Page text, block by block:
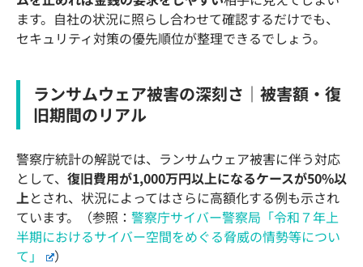
ます。自社の状況に照らし合わせて確認するだけでも、
セキュリティ対策の優先順位が整理できるでしょう。
ランサムウェア被害の深刻さ｜被害額・復
旧期間のリアル
警察庁統計の解説では、ランサムウェア被害に伴う対応
として、 復旧費用が1,000万円以上になるケースが50%以
上とされ、状況によってはさらに高額化する例も示され
ています。（参照： 警察庁サイバー警察局「令和７年上
半期におけるサイバー空間をめぐる脅威の情勢等につい
て」
）